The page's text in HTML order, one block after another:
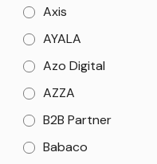
Axis
AYALA
Azo Digital
AZZA
B2B Partner
Babaco